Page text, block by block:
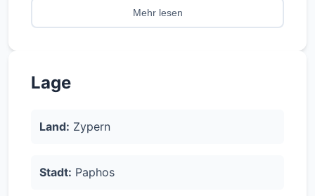
Spezifikationen. Die Villa liegt günstig in der
Nähe des Hafens von Paphos, der
Restaurants.
- Bauphase: Schlüsselfertig
Mehr lesen
Lage
Land: Zypern
Stadt: Paphos